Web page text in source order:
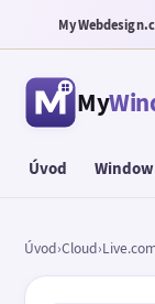
My
Úvod
Úvod›Cloud›